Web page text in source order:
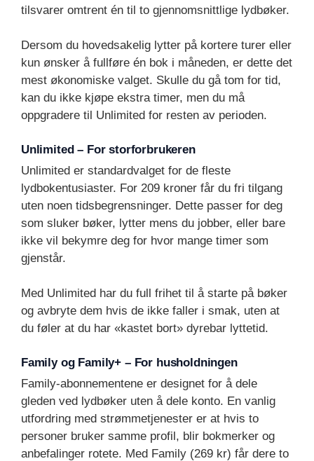
tilsvarer omtrent én til to gjennomsnittlige lydbøker.
Dersom du hovedsakelig lytter på kortere turer eller
kun ønsker å fullføre én bok i måneden, er dette det
mest økonomiske valget. Skulle du gå tom for tid,
kan du ikke kjøpe ekstra timer, men du må
oppgradere til Unlimited for resten av perioden.
Unlimited – For storforbrukeren
Unlimited er standardvalget for de fleste
lydbokentusiaster. For 209 kroner får du fri tilgang
uten noen tidsbegrensninger. Dette passer for deg
som sluker bøker, lytter mens du jobber, eller bare
ikke vil bekymre deg for hvor mange timer som
gjenstår.
Med Unlimited har du full frihet til å starte på bøker
og avbryte dem hvis de ikke faller i smak, uten at
du føler at du har «kastet bort» dyrebar lyttetid.
Family og Family+ – For husholdningen
Family-abonnementene er designet for å dele
gleden ved lydbøker uten å dele konto. En vanlig
utfordring med strømmetjenester er at hvis to
personer bruker samme profil, blir bokmerker og
anbefalinger rotete. Med Family (269 kr) får dere to